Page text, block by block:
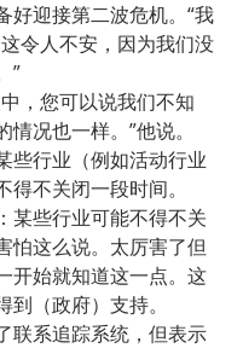
好迎接第二波危机。“我
这令人不安，因为我们没
”
，您可以说我们不知
况也一样。”他说。
些行业（例如活动行业
得不关闭一段时间。
某些行业可能不得不关
怕这么说。太厉害了但
开始就知道这一点。这
（政府）支持。
联系追踪系统，但表示